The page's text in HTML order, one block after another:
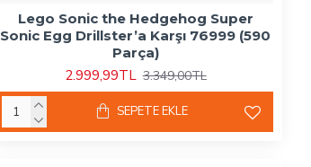
Lego Sonic the Hedgehog Super
Sonic Egg Drillster’a Karşı 76999 (590
Parça)
2.999,99TL 3.349,00TL
SEPETE EKLE